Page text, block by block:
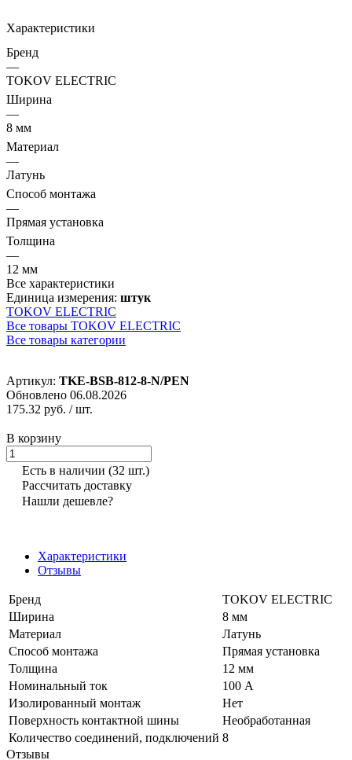
Характеристики
Бренд
—
TOKOV ELECTRIC
Ширина
—
8 мм
Материал
—
Латунь
Способ монтажа
—
Прямая установка
Толщина
—
12 мм
Все характеристики
Единица измерения: штук
TOKOV ELECTRIC
Все товары TOKOV ELECTRIC
Все товары категории
Артикул: TKE-BSB-812-8-N/PEN
Обновлено 06.08.2026
175.32 руб. / шт.
В корзину
Есть в наличии (32 шт.)
Рассчитать доставку
Нашли дешевле?
Характеристики
Отзывы
Бренд
TOKOV ELECTRIC
Ширина
8 мм
Материал
Латунь
Способ монтажа
Прямая установка
Толщина
12 мм
Номинальный ток
100 А
Изолированный монтаж
Нет
Поверхность контактной шины
Необработанная
Количество соединений, подключений 8
Отзывы